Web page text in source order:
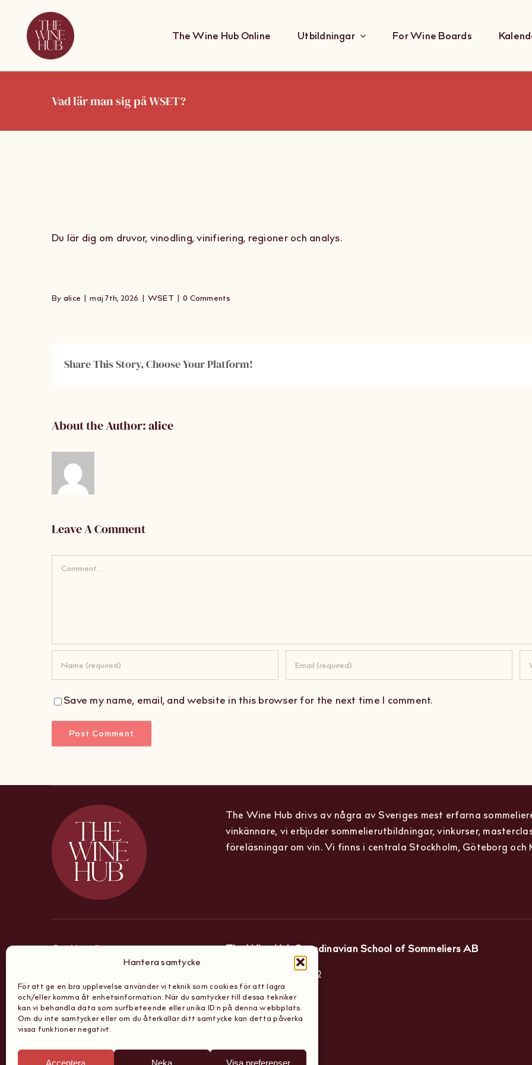
Hantera samtycke
För att ge en bra upplevelse använder vi teknik som cookies för att lagra
och/eller komma åt enhetsinformation. När du samtycker till dessa tekniker
kan vi behandla data som surfbeteende eller unika ID:n på denna webbplats.
Om du inte samtycker eller om du återkallar ditt samtycke kan detta påverka
vissa funktioner negativt.
Acceptera Neka Visa preferenser
content
The Wine Hub Online Utbildningar For Wine Boards
Vad lär man sig på WSET?
Du lär dig om druvor, vinodling, vinifiering, regioner och analys.
By alice | maj 7th, 2026 | WSET | 0 Comments
Share This Story, Choose Your Platform!
About the Author:alice
Leave A Comment
Comment
Save my name, email, and website in this browser for the next time I comment.
The Wine Hub drivs av några av Sveriges mest erfarna
vinkännare, vi erbjuder sommelierutbildningar, vinkurser,
föreläsningar om vin. Vi finns i centrala Stockholm, Göteborg och
Cookiepolicy
Integritetspolicy
Boknings, anmälnings
& köpevillkor
The Wine Hub Scandinavian School of Sommeliers AB
Sibyllegatan 15, 11442
Stockholm